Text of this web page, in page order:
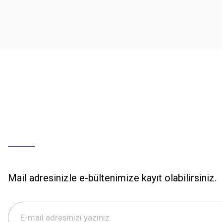
Mail adresinizle e-bültenimize kayıt olabilirsiniz.